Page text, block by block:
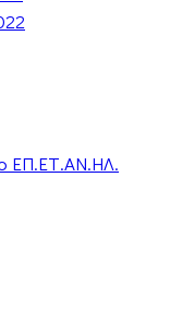
ΕΠ.ΕΤ.ΑΝ.ΗΛ.